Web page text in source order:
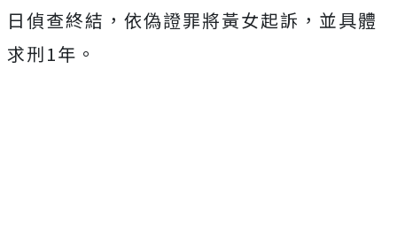
日偵查終結，依偽證罪將黃女起訴，並具體
求刑1年。